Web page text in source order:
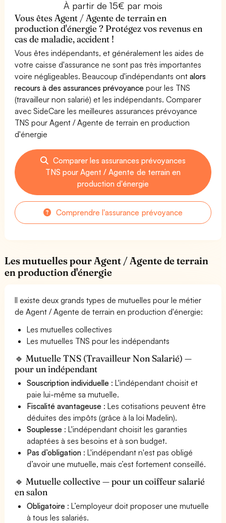
À partir de 15€ par mois
Vous êtes Agent / Agente de terrain en
production d'énergie ? Protégez vos revenus en
cas de maladie, accident !
Vous êtes indépendants, et généralement les aides de
votre caisse d'assurance ne sont pas très importantes
voire négligeables. Beaucoup d'indépendants ontalors
recours à des assurances prévoyance pour les TNS
(travailleur non salarié) et les indépendants. Comparer
avec SideCare les meilleures assurances prévoyance
TNS pour Agent / Agente de terrain en production
d'énergie
Comparer les assurances prévoyances
TNS pour Agent / Agente de terrain en
production d'énergie
Comprendre l'assurance prévoyance
Les mutuelles pour Agent / Agente de terrain
en production d'énergie
Il existe deux grands types de mutuelles pour le métier
de Agent / Agente de terrain en production d'énergie:
Les mutuelles collectives
Les mutuelles TNS pour les indépendants
🔹 Mutuelle TNS (Travailleur Non Salarié) —
pour un indépendant
Souscription individuelle : L'indépendant choisit et
paie lui-même sa mutuelle.
Fiscalité avantageuse : Les cotisations peuvent être
déduites des impôts (grâce à la loi Madelin).
Souplesse : L'indépendant choisit les garanties
adaptées à ses besoins et à son budget.
Pas d’obligation : L'indépendant n'est pas obligé
d’avoir une mutuelle, mais c’est fortement conseillé.
🔹 Mutuelle collective — pour un coiffeur salarié
en salon
Obligatoire : L’employeur doit proposer une mutuelle
à tous les salariés.